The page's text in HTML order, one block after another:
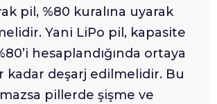
pil, %80 kuralına uyarak
Yani LiPo pil, kapasite
hesaplandığında ortaya
kadar deşarj edilmelidir. Bu
pillerde şişme ve